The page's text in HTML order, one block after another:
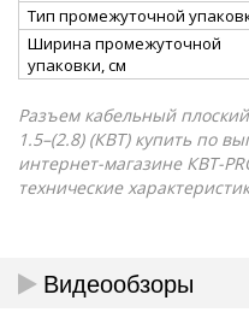
Тип промежуточной
Ширина промежуточной
упаковки, см
Разъем кабельный
1.5–(2.8) (КВТ) купить по
интернет-магазине КВТ-
технические
Видеообзоры